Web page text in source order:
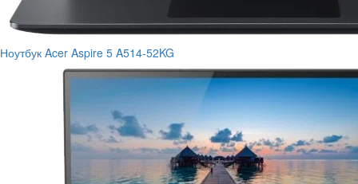
Ноутбук Acer Aspire 5 A514-52KG